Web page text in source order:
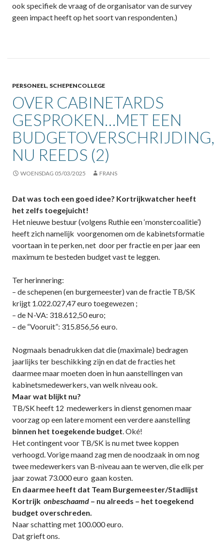
ook specifiek de vraag of de organisator van de survey
geen impact heeft op het soort van respondenten.)
PERSONEEL, SCHEPENCOLLEGE
OVER CABINETARDS
GESPROKEN…MET EEN
BUDGETOVERSCHRIJDING,
NU REEDS (2)
WOENSDAG 05/03/2025 FRANS
Dat was toch een goed idee? Kortrijkwatcher heeft
het zelfs toegejuicht!
Het nieuwe bestuur (volgens Ruthie een ‘monstercoalitie’)
heeft zich namelijk voorgenomen om de kabinetsformatie
voortaan in te perken, net door per fractie en per jaar een
maximum te besteden budget vast te leggen.
Ter herinnering:
– de schepenen (en burgemeester) van de fractie TB/SK
krijgt 1.022.027,47 euro toegewezen ;
– de N-VA: 318.612,50 euro;
– de “Vooruit”: 315.856,56 euro.
Nogmaals benadrukken dat die (maximale) bedragen
jaarlijks ter beschikking zijn en dat de fracties het
daarmee maar moeten doen in hun aanstellingen van
kabinetsmedewerkers, van welk niveau ook.
Maar wat blijkt nu?
TB/SK heeft 12 medewerkers in dienst genomen maar
voorzag op een latere moment een verdere aanstelling
binnen het toegekende budget. Oké!
Het contingent voor TB/SK is nu met twee koppen
verhoogd. Vorige maand zag men de noodzaak in om nog
twee medewerkers van B-niveau aan te werven, die elk per
jaar zowat 73.000 euro gaan kosten.
En daarmee heeft dat Team Burgemeester/Stadlijst
Kortrijk onbeschaamd – nu alreeds – het toegekend
budget overschreden.
Naar schatting met 100.000 euro.
Dat grieft ons.